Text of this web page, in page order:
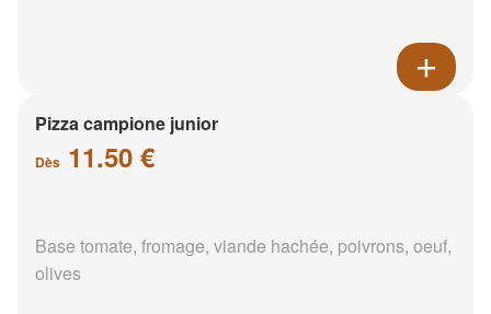
Pizza campione junior
Dès 11.50 €
Base tomate, fromage, viande hachée, poivrons, oeuf,
olives